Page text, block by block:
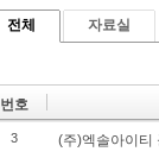
전체 자료실
번호
3 (주)엑솔아이티